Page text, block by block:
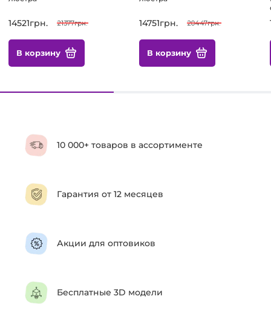
14521грн. 21377грн.
В корзину
14751грн. 20447грн.
В корзину
10 000+ товаров в ассортименте
Гарантия от 12 месяцев
Акции для оптовиков
Бесплатные 3D модели